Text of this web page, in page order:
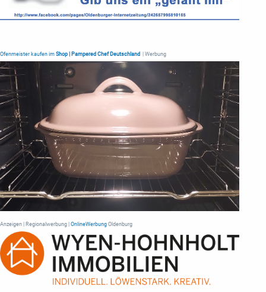
Ofenmeister kaufen im Shop | Pampered Chef Deutschland | Werbung
Anzeigen | Regionalwerbung | OnlineWerbung Oldenburg